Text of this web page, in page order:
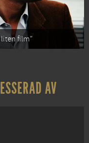
film”
AV